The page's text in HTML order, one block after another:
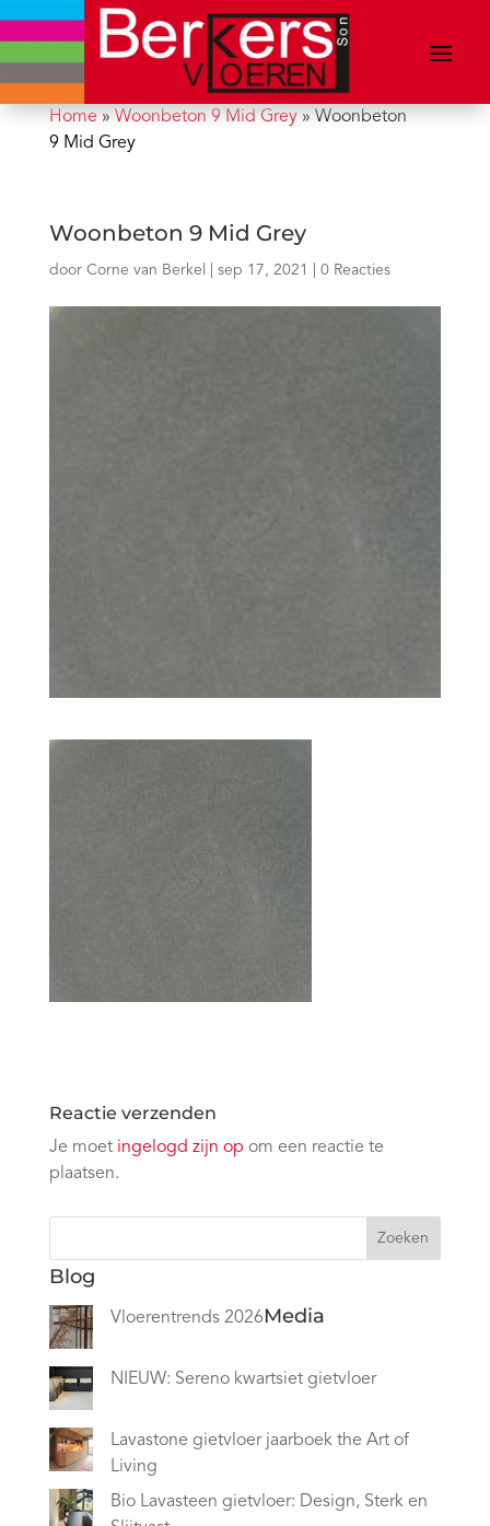
Home» Woonbeton 9 Mid Grey» Woonbeton
9 Mid Grey
Woonbeton 9 Mid Grey
door Corne van Berkel sep 17, 2021 0 Reacties
Reactie verzenden
Je moet ingelogd zijn op om een reactie te
plaatsen.
Zoeken
Blog
Vloerentrends 2026
NIEUW: Sereno kwartsiet gietvloer
Lavastone gietvloer jaarboek the Art of
Living
Bio Lavasteen gietvloer: Design, Sterk en
Media